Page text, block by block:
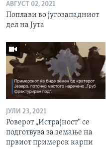
АВГУСТ 02, 2021
Поплави во југозападниот
дел на Јута
ЈУЛИ 23, 2021
Роверот „Истрајност“ се
подготвува за земање на
првиот примерок карпи